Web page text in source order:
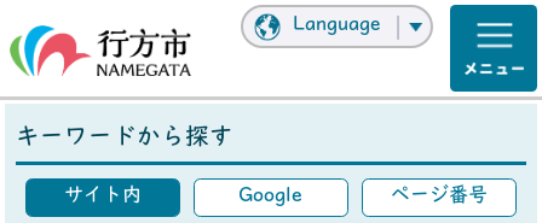
Language
キーワードから探す
サイト内 Google ページ番号